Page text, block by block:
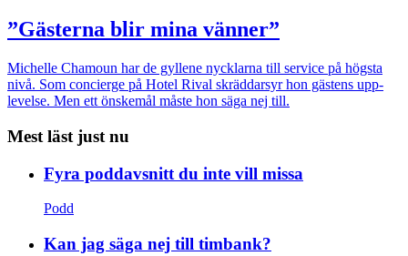
”Gästerna blir mina vänner”
Michelle Chamoun har de gyllene nycklarna till service på högsta
nivå. Som concierge på Hotel Rival skräddarsyr hon gästens upp­
levelse. Men ett önskemål måste hon säga nej till.
Mest läst just nu
Fyra poddavsnitt du inte vill missa
Podd
Kan jag säga nej till timbank?